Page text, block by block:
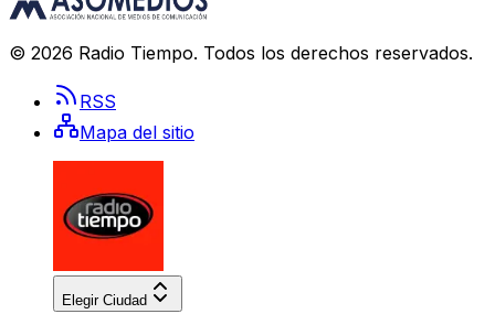
© 2026 Radio Tiempo. Todos los derechos reservados.
RSS
Mapa del sitio
Elegir Ciudad